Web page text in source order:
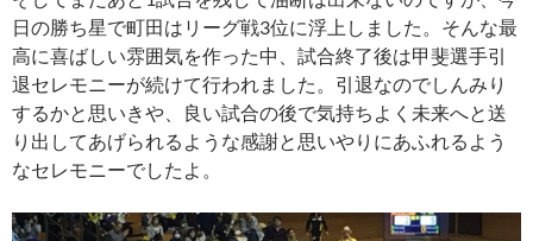
日の勝ち星で町田はリーグ戦3位に浮上しました。そんな最
高に喜ばしい雰囲気を作った中、試合終了後は甲斐選手引
退セレモニーが続けて行われました。引退なのでしんみり
するかと思いきや、良い試合の後で気持ちよく未来へと送
り出してあげられるような感謝と思いやりにあふれるよう
なセレモニーでしたよ。